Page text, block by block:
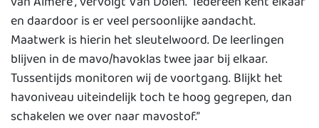
en daardoor is er veel persoonlijke aandacht.
Maatwerk is hierin het sleutelwoord. De leerlingen
blijven in de mavo/havoklas twee jaar bij elkaar.
Tussentijds monitoren wij de voortgang. Blijkt het
havoniveau uiteindelijk toch te hoog gegrepen, dan
schakelen we over naar mavostof.”